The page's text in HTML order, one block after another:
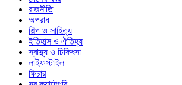
রাজনীতি
অপরাধ
শিল্প ও সাহিত্য
ইতিহাস ও ঐতিহ্য
স্বাস্থ্য ও চিকিৎসা
লাইফস্টাইল
ফিচার